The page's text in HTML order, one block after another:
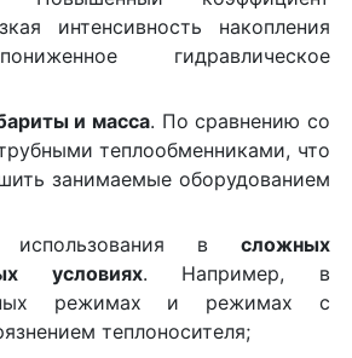
интенсивность накопления
гидравлическое
и масса. По сравнению со
теплообменниками, что
занимаемые оборудованием
использования в сложных
условиях. Например, в
режимах и режимах с
теплоносителя;